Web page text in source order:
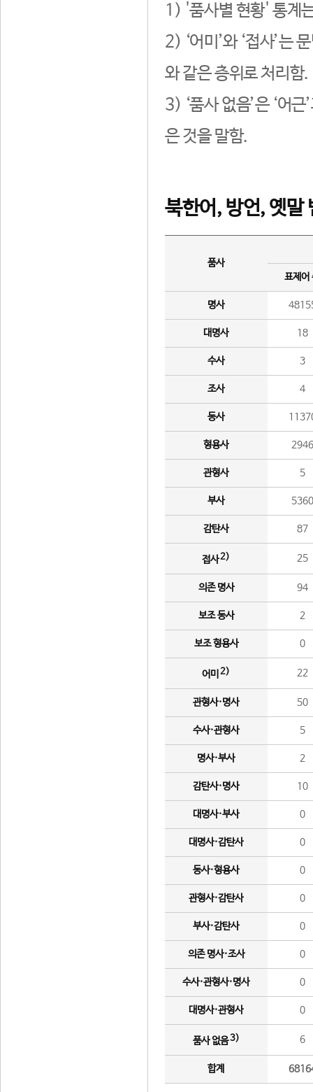
1) '품사별 현황' 통계
2) ‘어미’와 ‘접사’는
와 같은 층위로 처리함.
3) ‘품사 없음’은 ‘어
은 것을 말함.
북한어, 방언, 옛말
품사
표제어
명사
대명사 18
수사 3
조사 4
동사
형용사 2946
관형사 5
부사 5360
감탄사 87
접사2) 25
의존 명사 94
보조 동사 2
보조 형용사 0
어미 2) 22
관형사·명사 50
수사·관형사 5
명사·부사 2
감탄사·명사 10
대명사·부사 0
대명사·감탄사 0
동사·형용사 0
관형사·감탄사 0
부사·감탄사 0
의존 명사·조사 0
수사·관형사·명사 0
대명사·관형사 0
품사 없음3) 6
합계